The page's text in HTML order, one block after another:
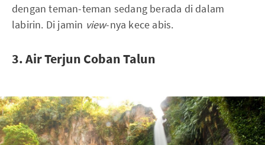
dengan teman-teman sedang berada di dalam
labirin. Di jamin view-nya kece abis.
3. Air Terjun Coban Talun